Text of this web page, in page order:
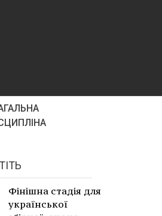
Фінішна стадія для
української